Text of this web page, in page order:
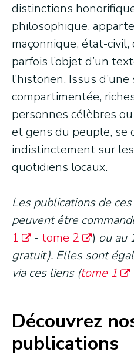
distinctions
philosophique,
maçonnique, état-
parfois l’objet d’un
l’historien. Issus
compartimentée,
personnes célèbres
et gens du peuple, se
indistinctement sur
quotidiens locaux.
Les publications de
peuvent être
1
- tome 2 ) ou au
gratuit). Elles sont
via ces liens (tome 1
Découvrez
publications